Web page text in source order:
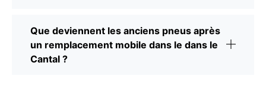
Que deviennent les anciens pneus après
un remplacement mobile dans le dans le
Cantal ?